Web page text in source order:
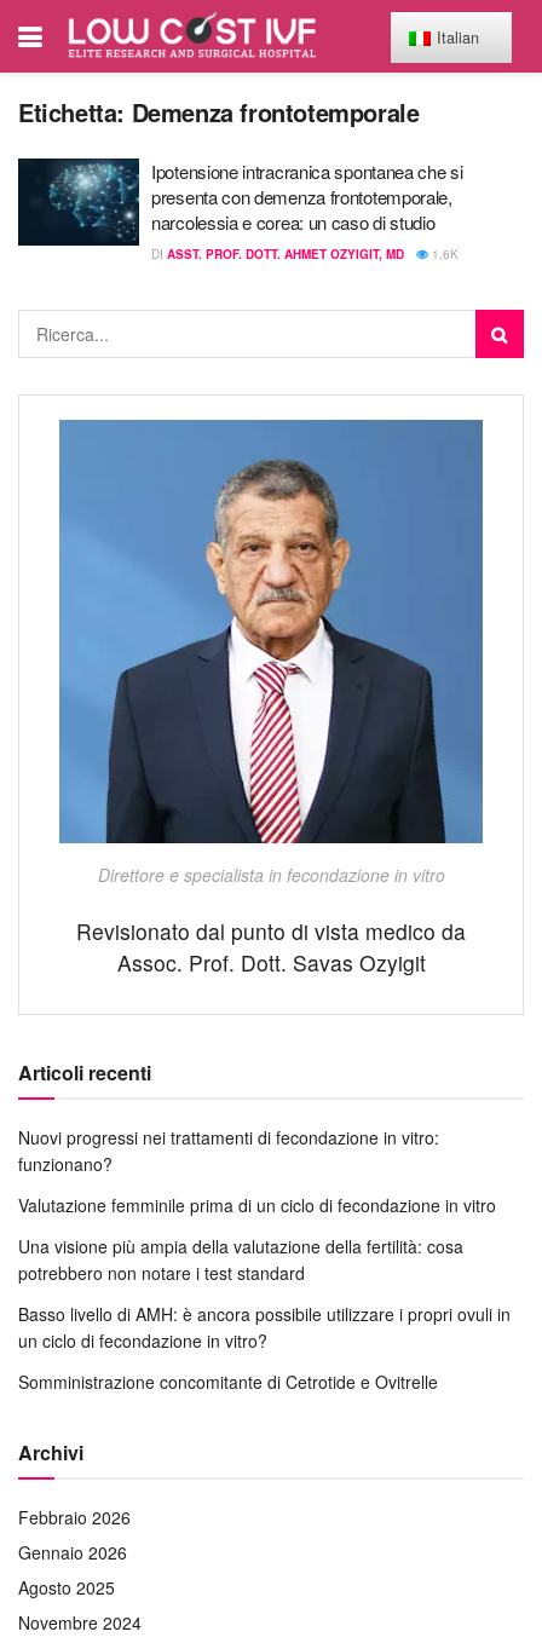
Etichetta: Demenza frontotemporale
Ipotensione intracranica spontanea che si
presenta con demenza frontotemporale,
narcolessia e corea: un caso di studio
DI ASST. PROF. DOTT. AHMET OZYIGIT, MD 1,6K
Direttore e specialista in fecondazione in vitro
Revisionato dal punto di vista medico da
Assoc. Prof. Dott. Savas Ozyigit
Articoli recenti
Nuovi progressi nei trattamenti di fecondazione in vitro:
funzionano?
Valutazione femminile prima di un ciclo di fecondazione in vitro
Una visione più ampia della valutazione della fertilità: cosa
potrebbero non notare i test standard
Basso livello di AMH: è ancora possibile utilizzare i propri ovuli in
un ciclo di fecondazione in vitro?
Somministrazione concomitante di Cetrotide e Ovitrelle
Archivi
Febbraio 2026
Gennaio 2026
Agosto 2025
Novembre 2024
Italian